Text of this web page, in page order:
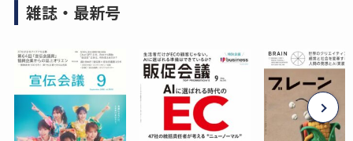
雑誌・最新号